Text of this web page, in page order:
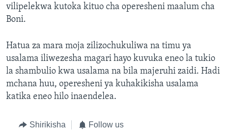
vilipelekwa kutoka kituo cha operesheni maalum cha
Boni.
Hatua za mara moja zilizochukuliwa na timu ya
usalama iliwezesha magari hayo kuvuka eneo la tukio
la shambulio kwa usalama na bila majeruhi zaidi. Hadi
mchana huu, operesheni ya kuhakikisha usalama
katika eneo hilo inaendelea.
Shirikisha Follow us